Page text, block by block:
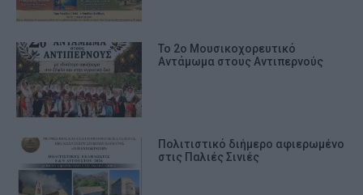
Το 2ο Μουσικοχορευτικό
Αντάμωμα στους Αντιπερνούς
Πολιτιστικό διήμερο αφιερωμένο
στις Παλιές Σινιές